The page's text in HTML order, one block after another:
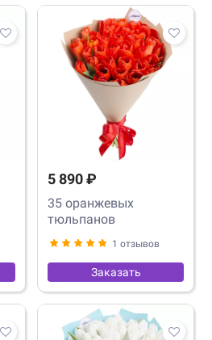
5 890 ₽
35 оранжевых
тюльпанов
1 отзывов
Заказать